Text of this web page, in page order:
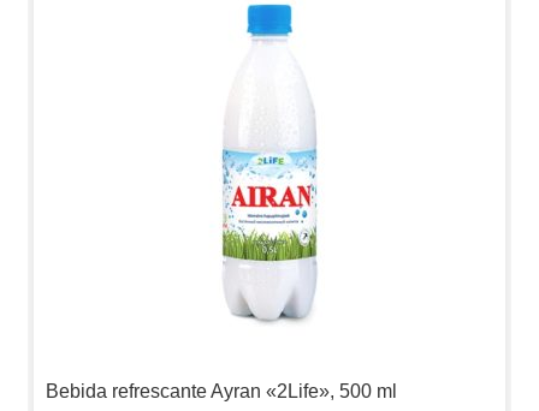
Bebida refrescante Ayran «2Life», 500 ml